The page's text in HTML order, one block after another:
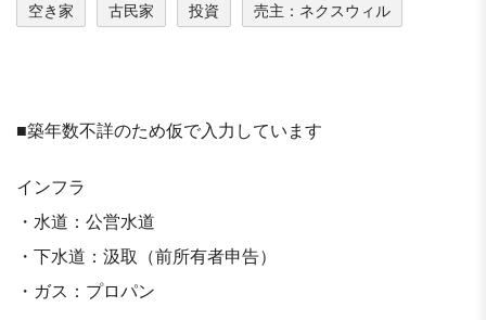
空き家 古民家 投資 売主：ネクスウィル
■築年数不詳のため仮で入力しています
インフラ
・水道：公営水道
・下水道：汲取（前所有者申告）
・ガス：プロパン